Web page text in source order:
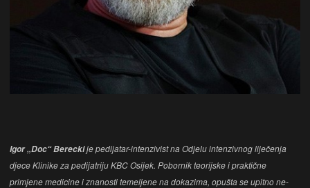
Igor „Doc“ Bereckije pedijatar-intenzivist na Odjelu intenzivnog liječenja
djece Klinike za pedijatriju KBC Osijek. Pobornik teorijske i praktične
primjene medicine i znanosti temeljene na dokazima, opušta se upitno ne-